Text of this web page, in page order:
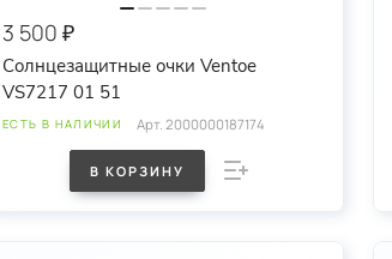
3 500 ₽
Солнцезащитные очки Ventoe
VS7217 01 51
ЕСТЬ В НАЛИЧИИ Арт.2000000187174
В КОРЗИНУ